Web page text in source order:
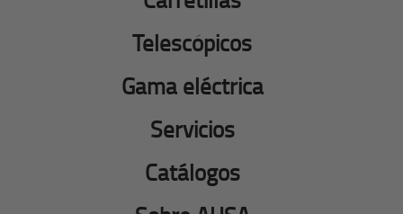
Telescópicos
Gama eléctrica
Servicios
Catálogos